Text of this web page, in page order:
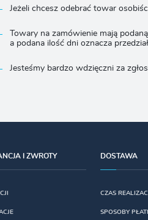
Jeżeli chcesz odebrać towar
Towary na zamówienie mają
a podana ilość dni oznacza
Jesteśmy bardzo wdzięczni za
I ZWROTY DOSTAWA
CZAS
SPOSOBY